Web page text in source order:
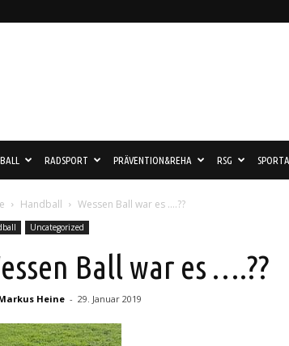
RADSPORT PRÄVENTION&REHA RSG
Handball Wessen Ball war es ….??
Uncategorized
Ball war es ….??
Heine - 29. Januar 2019